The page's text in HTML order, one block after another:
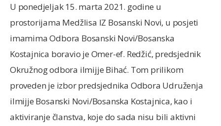
U ponedjeljak 15. marta 2021. godine u
prostorijama Medžlisa IZ Bosanski Novi, u posjeti
imamima Odbora Bosanski Novi/Bosanska
Kostajnica boravio je Omer-ef. Redžić, predsjednik
Okružnog odbora ilmijje Bihać. Tom prilikom
proveden je izbor predsjednika Odbora Udruženja
ilmijje Bosanski Novi/Bosanska Kostajnica, kao i
aktiviranje članstva, koje do sada nisu bili aktivni